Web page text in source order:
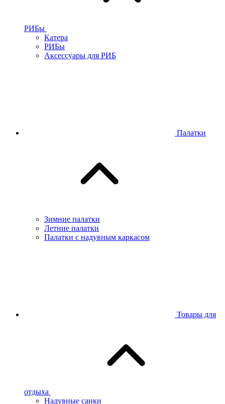
РИБы
Катера
РИБы
Аксессуары для РИБ
Палатки
Зимние палатки
Летние палатки
Палатки с надувным каркасом
Товары для
отдыха
Надувные санки